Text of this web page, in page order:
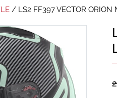
/ LS2 FF397 VECTOR ORION